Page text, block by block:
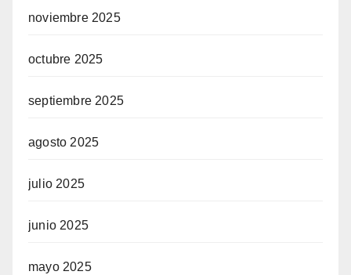
noviembre 2025
octubre 2025
septiembre 2025
agosto 2025
julio 2025
junio 2025
mayo 2025